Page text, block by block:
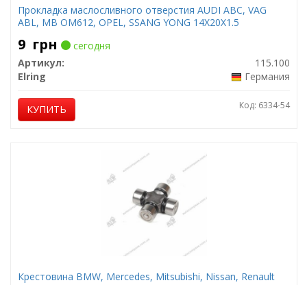
Прокладка маслосливного отверстия AUDI ABC, VAG
ABL, MB OM612, OPEL, SSANG YONG 14X20X1.5
9 грн
сегодня
Артикул:
115.100
Elring
Германия
КУПИТЬ Код: 6334-54
Крестовина BMW, Mercedes, Mitsubishi, Nissan, Renault